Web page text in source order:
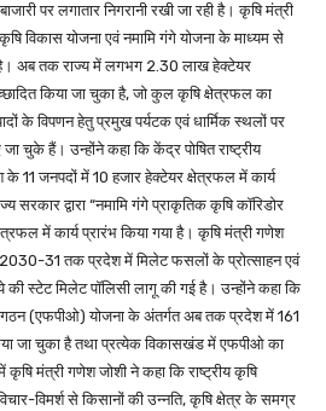
पर लगातार निगरानी रखी जा रही है। कृषि मंत्री
विकास योजना एवं नमामि गंगे योजना के माध्यम से
है। अब तक राज्य में लगभग 2.30 लाख हेक्टेयर
किया जा चुका है, जो कुल कृषि क्षेत्रफल का
के विपणन हेतु प्रमुख पर्यटक एवं धार्मिक स्थलों पर
चुके हैं। उन्होंने कहा कि केंद्र पोषित राष्ट्रीय
11 जनपदों में 10 हजार हेक्टेयर क्षेत्रफल में कार्य
सरकार द्वारा “नमामि गंगे प्राकृतिक कृषि कॉरिडोर
में कार्य प्रारंभ किया गया है। कृषि मंत्री गणेश
31 तक प्रदेश में मिलेट फसलों के प्रोत्साहन एवं
स्टेट मिलेट पॉलिसी लागू की गई है। उन्होंने कहा कि
(एफपीओ) योजना के अंतर्गत अब तक प्रदेश में 161
जा चुका है तथा प्रत्येक विकासखंड में एफपीओ का
मंत्री गणेश जोशी ने कहा कि राष्ट्रीय कृषि
विमर्श से किसानों की उन्नति, कृषि क्षेत्र के समग्र